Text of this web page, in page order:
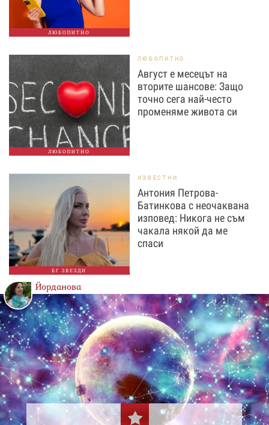
ЛЮБОПИТНО
ЛЮБОПИТНО
ЛЮБОПИТНО
Август е месецът на
вторите шансове: Защо
точно сега най-често
променяме живота си
БГ ЗВЕЗДИ
ИЗВЕСТНИ
Антония Петрова-
Батинкова с неочаквана
изповед: Никога не съм
чакала някой да ме
спаси
Йорданова